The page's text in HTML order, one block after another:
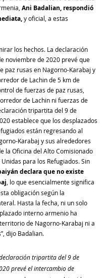
Ani Badalian, respondió
y oficial, a estas
los hechos. La declaración
noviembre de 2020 prevé que
paz rusas en Nagorno-Karabaj y
de Lachin de 5 km de
de fuerzas de paz rusas,
de Lachin ni fuerzas de
tripartita del 9 de
establece que los desplazados
están regresando al
Karabaj y sus alrededores
la Oficina del Alto Comisionado
para los Refugiados. Sin
declara que no existe
, lo que esencialmente significa
obligación según la
Hasta la fecha, ni un solo
interno armenio ha
de Nagorno-Karabaj ni a
dijo Badalian.
tripartita del 9 de
prevé el intercambio de